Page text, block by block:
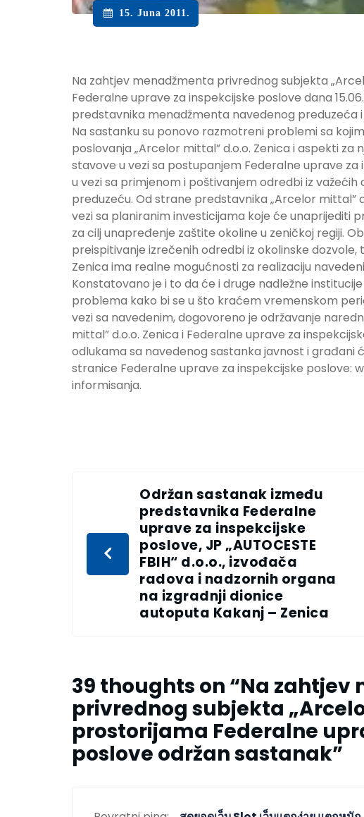
15. Juna 2011.
Na zahtjev menadžmenta privrednog subjekta
Federalne uprave za inspekcijske poslove dana
predstavnika menadžmenta navedenog preduzeća
Na sastanku su ponovo razmotreni problemi sa
poslovanja „Arcelor mittal” d.o.o. Zenica i aspekti
stavove u vezi sa postupanjem Federalne uprave
u vezi sa primjenom i poštivanjem odredbi iz
preduzeću. Od strane predstavnika „Arcelor mittal”
vezi sa planiranim investicijama koje će unaprijediti
za cilj unapređenje zaštite okoline u zeničkoj regiji.
preispitivanje izrečenih odredbi iz okolinske
Zenica ima realne mogućnosti za realizaciju
Konstatovano je i to da će i druge nadležne
problema kako bi se u što kraćem vremenskom
vezi sa navedenim, dogovoreno je održavanje
mittal” d.o.o. Zenica i Federalne uprave za
odlukama sa navedenog sastanka javnost i građani
stranice Federalne uprave za inspekcijske poslove:
informisanja.
Održan sastanak između
predstavnika Federalne
uprave za inspekcijske
poslove, JP „AUTOCESTE
FBIH“ d.o.o., izvođača
radova i nadzornih organa
na izgradnji dionice
autoputa Kakanj – Zenica
39 thoughts on “Na zahtjev
privrednog subjekta
prostorijama Federalne
poslove održan sastanak”